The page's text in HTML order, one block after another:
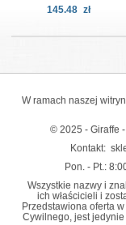
145.48 zł
W ramach naszej
© 2025 - Giraffe
Kontakt:
Pon. - Pt.:
Wszystkie nazwy i
ich właścicieli i
Przedstawiona oferta
Cywilnego, jest